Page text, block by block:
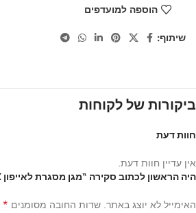
הוספה למועדפים
שיתוף:
ביקורות של לקוחות
חוות דעת
אין עדיין חוות דעת.
היה הראשון לכתוב סקירה “מגן מסגרת לאייפון XS MAX”
האימייל לא יוצג באתר. שדות החובה מסומנים *